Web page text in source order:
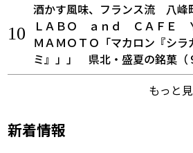
酒かす風味、フランス流 八峰
ＬＡＢＯ ａｎｄ ＣＡＦＥ
ＭＡＭＯＴＯ「マカロン『シラ
ミ』」」 県北・盛夏の銘菓（
もっと
新着情報